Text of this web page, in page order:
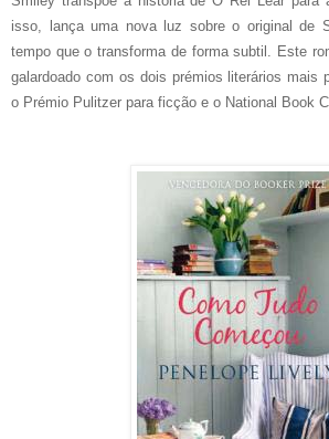
isso, lança uma nova luz sobre o original de
tempo que o transforma de forma subtil. Este
galardoado com os dois prémios literários mais
o Prémio Pulitzer para ficção e o National Book